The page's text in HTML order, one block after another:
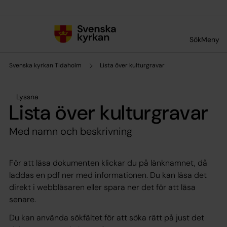
SökMeny
Svenska kyrkan Tidaholm Lista över kulturgravar
Lyssna
Lista över kulturgravar
Med namn och beskrivning
För att läsa dokumenten klickar du på länknamnet, då
laddas en pdf ner med informationen. Du kan läsa det
direkt i webbläsaren eller spara ner det för att läsa
senare.
Du kan använda sökfältet för att söka rätt på just det